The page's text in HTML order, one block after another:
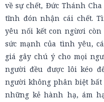
về sự chết, Đức Thánh
tĩnh đón nhận cái chết.
yêu nối kết con ngừơi
sức mạnh của tình yêu,
giá gây chú ý cho mọi
người đều được lôi kéo
người không phân biệt bất
những kẻ hành hạ, ám